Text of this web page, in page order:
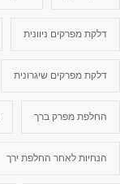
דלקת מפרקים ניוונית
דלקת מפרקים שיגרונית
החלפת מפרק ברך
הנחיות לאחר החלפת ירך